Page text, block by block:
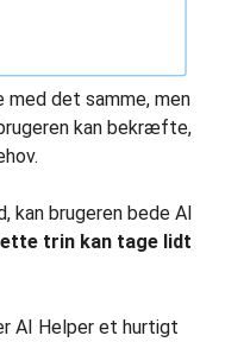
det samme, men
kan bekræfte,
kan brugeren bede AI
trin kan tage lidt
AI Helper et hurtigt